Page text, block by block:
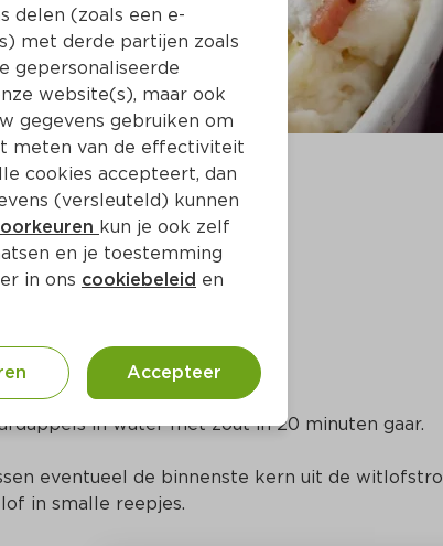
en spekjes
in water met zout in 20 minuten gaar.
eventueel de binnenste kern uit de
in smalle reepjes.
delen (zoals een e-
met derde partijen zoals
gepersonaliseerde
website(s), maar ook
gegevens gebruiken om
meten van de effectiviteit
cookies accepteert, dan
(versleuteld) kunnen
kun je ook zelf
en je toestemming
in ons cookiebeleid en
Accepteer